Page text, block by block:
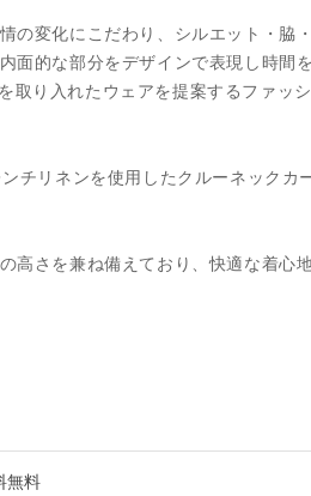
の変化にこだわり、シルエット・脇・
面的な部分をデザインで表現し時間を
取り入れたウェアを提案するファッシ
チリネンを使用したクルーネックカ
高さを兼ね備えており、快適な着心
無料